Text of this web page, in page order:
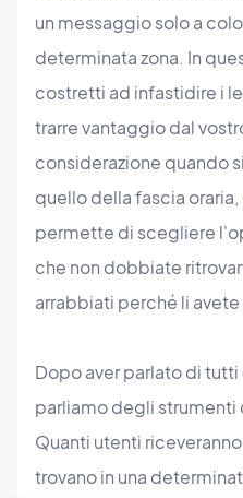
un messaggio solo a
determinata zona. In
costretti ad infastidire i
trarre vantaggio dal
considerazione quando
quello della fascia
permette di scegliere
che non dobbiate
arrabbiati perché li
Dopo aver parlato di
parliamo degli strumenti
Quanti utenti
trovano in una